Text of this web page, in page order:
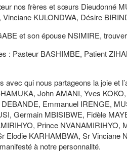
nos frères et sœurs Dieudonné
KULONDWA, Désire
et son épouse NSIMIRE, trouver
BASHIMBE, Patient
qui nous partageons la joie et
John AMANI, Yves
DEBANDE, Emmanuel IRENGE,
Germain MBISIBWE, Fidèle
Prince
Elodie KARHAMBWA, Sr
à notre personnalité.